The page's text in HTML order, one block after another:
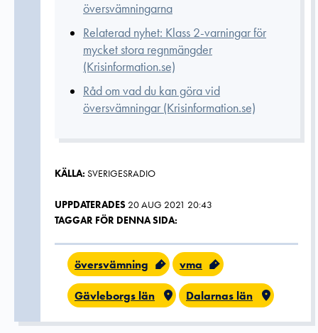
översvämningarna
Relaterad nyhet: Klass 2-varningar för
mycket stora regnmängder
(Krisinformation.se)
Råd om vad du kan göra vid
översvämningar (Krisinformation.se)
KÄLLA: SVERIGESRADIO
UPPDATERADES 20 AUG 2021 20:43
TAGGAR FÖR DENNA SIDA:
översvämning vma
Gävleborgs län Dalarnas län